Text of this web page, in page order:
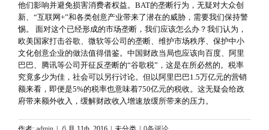
他们影响并避免损害消费者权益。BAT的垄断行为，无疑对大众创
新、“互联网+”和各类创意产业带来了潜在的威胁，需要我们保持警
惕。 面对这个已经形成的市场垄断，我们应该怎么办？我们认为，
欧美国家打击谷歌、微软等公司的垄断、维护市场秩序、保护中小
文化创意企业的做法值得借鉴。中国财政当局也应该向百度、阿里
巴巴、腾讯等公司开征反垄断的“谷歌税”，这是在所必然的。税率
究竟多少为佳，社会可以另行讨论。但以阿里巴巴1.5万亿元的营销
额来看，即便是5%的税率也意味着750亿元的税收。这无疑会给政
府带来额外收入，缓解财政收入增速放缓所带来的压力。